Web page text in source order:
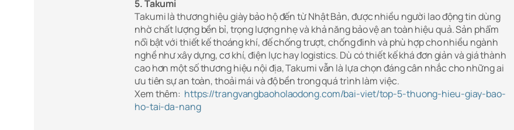
5. Takumi
Takumi là thương hiệu giày bảo hộ đến từ Nhật Bản, được nhiều người lao động tin dùng
nhờ chất lượng bền bỉ, trọng lượng nhẹ và khả năng bảo vệ an toàn hiệu quả. Sản phẩm
nổi bật với thiết kế thoáng khí, đế chống trượt, chống đinh và phù hợp cho nhiều ngành
nghề như xây dựng, cơ khí, điện lực hay logistics. Dù có thiết kế khá đơn giản và giá thành
cao hơn một số thương hiệu nội địa, Takumi vẫn là lựa chọn đáng cân nhắc cho những ai
ưu tiên sự an toàn, thoải mái và độ bền trong quá trình làm việc.
Xem thêm: https://trangvangbaoholaodong.com/bai-viet/top-5-thuong-hieu-giay-bao-
ho-tai-da-nang